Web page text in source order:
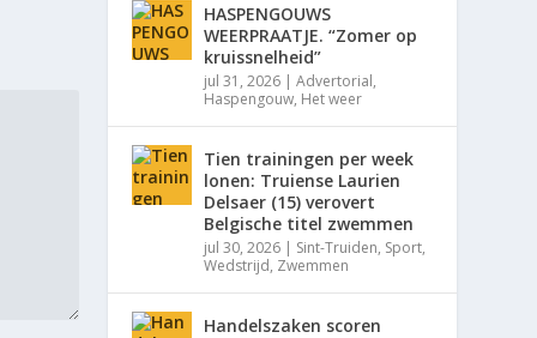
HASPENGOUWS
WEERPRAATJE. “Zomer op
kruissnelheid”
jul 31, 2026 |Advertorial,
Haspengouw, Het weer
Tien trainingen per week
lonen: Truiense Laurien
Delsaer (15) verovert
Belgische titel zwemmen
jul 30, 2026 | Sint-Truiden, Sport,
Wedstrijd, Zwemmen
Handelszaken scoren